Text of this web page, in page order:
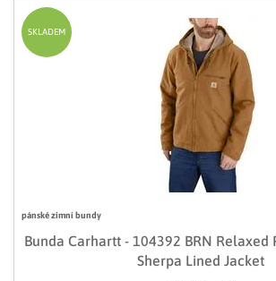
pánské zimní bundy
Bunda Carhartt - 104392 BRN Relaxed
Sherpa Lined Jacket
SKLADEM